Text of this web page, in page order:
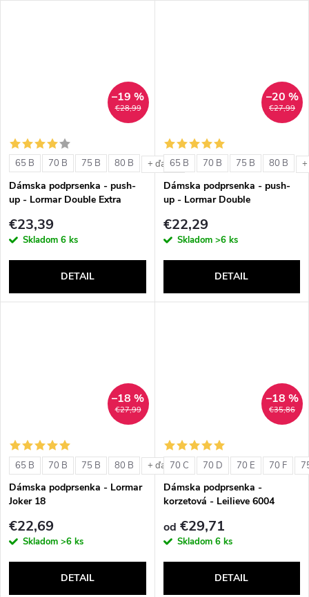
€28,99
–19 %
65 B 70 B 75 B 80 B + ďalšie
Dámska podprsenka - push-
up - Lormar Double Extra
€23,39
Skladom 6 ks
DETAIL
€27,99
–20 %
65 B 70 B 75 B 80 B
Dámska podprsenka - push-
up - Lormar Double
€22,29
Skladom >6 ks
DETAIL
€27,99
–18 %
65 B 70 B 75 B 80 B + ďalšie
Dámska podprsenka - Lormar
Joker 18
€22,69
Skladom >6 ks
DETAIL
€35,86
–18 %
70 C 70 D 70 E 70 F
Dámska podprsenka -
korzetová - Leilieve 6004
od €29,71
Skladom 6 ks
DETAIL